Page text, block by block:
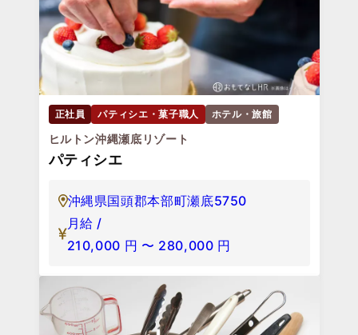
正社員 パティシエ・菓子職人 ホテル・旅館
ヒルトン沖縄瀬底リゾート
パティシエ
沖縄県国頭郡本部町瀬底5750
月給 /
210,000 円 〜 280,000 円